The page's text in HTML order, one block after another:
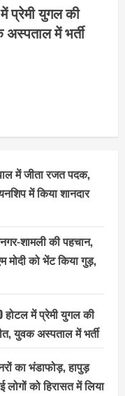
प्रेमी युगल की
में भर्ती
में जीता रजत पदक,
में किया शानदार
शामली की पहचान,
मोदी को भेंट किया गुड़,
होटल में प्रेमी युगल की
युवक अस्पताल में भर्ती
का भंडाफोड़, हापुड़
को हिरासत में लिया